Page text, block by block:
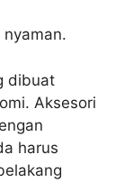
dibuat
Aksesori
harus